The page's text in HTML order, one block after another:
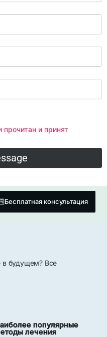
прочитан и принят
Бесплатная консультация
в будущем? Все
популярные
лечения